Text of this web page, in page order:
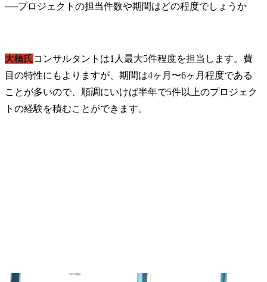
──
大橋氏コンサルタントは1人最大5件程度を担当します。費
目の特性にもよりますが、期間は4ヶ月〜6ヶ月程度である
ことが多いので、順調にいけば半年で5件以上のプロジェク
トの経験を積むことができます。